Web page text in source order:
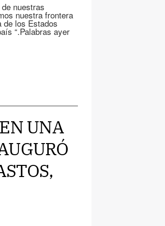
nuestras
nuestra frontera
de los Estados
“.Palabras ayer
EN UNA